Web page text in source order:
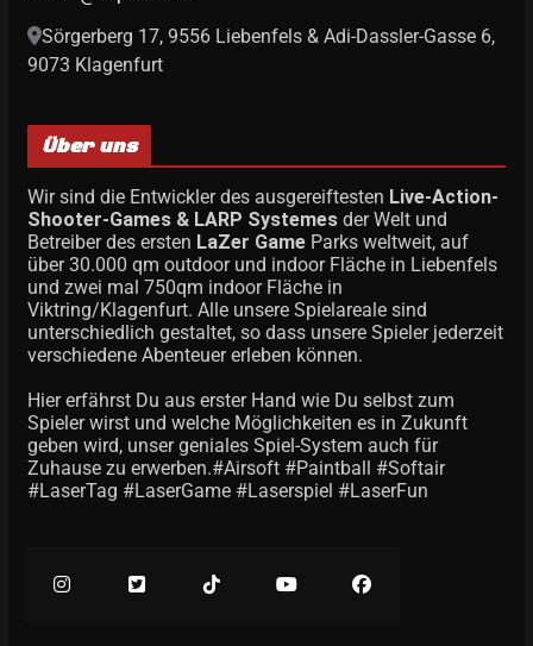
Sörgerberg 17, 9556 Liebenfels & Adi-Dassler-Gasse 6,
9073 Klagenfurt
Über uns
Wir sind die Entwickler des ausgereiftesten Live-Action-
Shooter-Games & LARP Systemesder Welt und
Betreiber des ersten LaZer GameParks weltweit, auf
über 30.000 qm outdoor und indoor Fläche in Liebenfels
und zwei mal 750qm indoor Fläche in
Viktring/Klagenfurt. Alle unsere Spielareale sind
unterschiedlich gestaltet, so dass unsere Spieler jederzeit
verschiedene Abenteuer erleben können.
Hier erfährst Du aus erster Hand wie Du selbst zum
Spieler wirst und welche Möglichkeiten es in Zukunft
geben wird, unser geniales Spiel-System auch für
Zuhause zu erwerben.#Airsoft #Paintball #Softair
#LaserTag #LaserGame #Laserspiel #LaserFun